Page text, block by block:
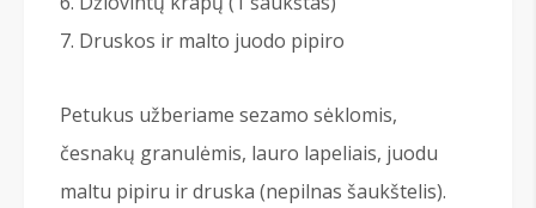
Druskos ir malto juodo pipiro
Petukus užberiame sezamo sėklomis,
česnakų granulėmis, lauro lapeliais, juodu
maltu pipiru ir druska (nepilnas šaukštelis).